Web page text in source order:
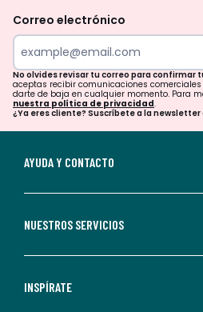
tu
tu
Correo electrónico
No olvides revisar tu correo para confirmar
aceptas recibir comunicaciones comerciales
darte de baja en cualquier momento. Para
nuestra política de privacidad.
¿Ya eres cliente? Suscríbete a la
AYUDA Y CONTACTO
NUESTROS SERVICIOS
INSPÍRATE